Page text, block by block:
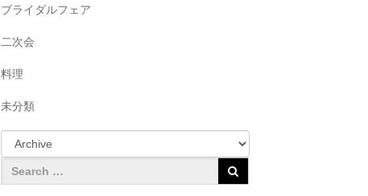
ブライダルフェア
二次会
料理
未分類